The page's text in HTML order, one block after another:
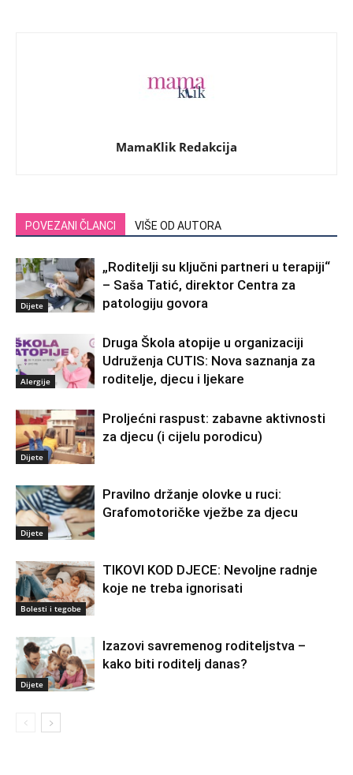
MamaKlik Redakcija
POVEZANI ČLANCI VIŠE OD AUTORA
Dijete
„Roditelji su ključni partneri u terapiji“
– Saša Tatić, direktor Centra za
patologiju govora
Alergije
Druga Škola atopije u organizaciji
Udruženja CUTIS: Nova saznanja za
roditelje, djecu i ljekare
Dijete
Proljećni raspust: zabavne aktivnosti
za djecu (i cijelu porodicu)
Dijete
Pravilno držanje olovke u ruci:
Grafomotoričke vježbe za djecu
Bolesti i tegobe
TIKOVI KOD DJECE: Nevoljne radnje
koje ne treba ignorisati
Dijete
Izazovi savremenog roditeljstva –
kako biti roditelj danas?